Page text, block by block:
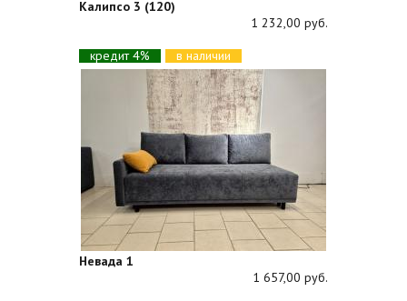
Калипсо 3 (120)
1 232,00 руб.
кредит 4%
в наличии
Невада 1
1 657,00 руб.